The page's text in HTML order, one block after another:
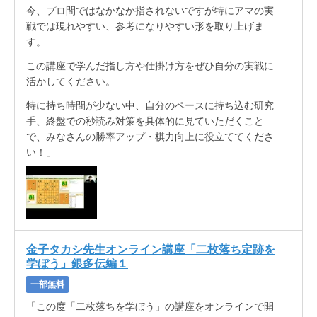
今、プロ間ではなかなか指されないですが特にアマの実
戦では現れやすい、参考になりやすい形を取り上げま
す。
この講座で学んだ指し方や仕掛け方をぜひ自分の実戦に
活かしてください。
特に持ち時間が少ない中、自分のペースに持ち込む研究
手、終盤での秒読み対策を具体的に見ていただくこと
で、みなさんの勝率アップ・棋力向上に役立ててくださ
い！」
金子タカシ先生オンライン講座「二枚落ち定跡を
学ぼう」銀多伝編１
一部無料
「この度「二枚落ちを学ぼう」の講座をオンラインで開